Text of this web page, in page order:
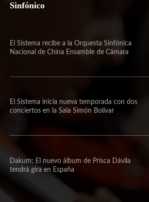
Sinfónico
El Sistema recibe a la Orquesta Sinfónica
Nacional de China Ensamble de Cámara
El Sistema inicia nueva temporada con dos
conciertos en la Sala Simón Bolívar
Dakum: El nuevo álbum de Prisca Dávila
tendrá gira en España